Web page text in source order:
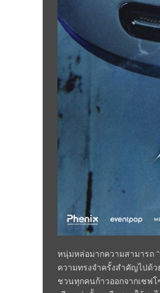
หนุ่มหล่อมากความสามารถ
ความทรงจำครั้งสำคัญไปด้ว
ชวนทุกคนก้าวออกจากเซฟโ